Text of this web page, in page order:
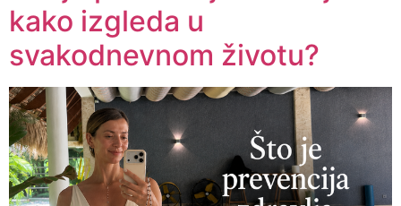
kako izgleda u
svakodnevnom životu?